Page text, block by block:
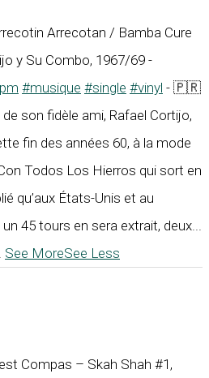
Arrecotan / Bamba Cure
y Su Combo, 1967/69 -
#musique #single #vinyl - 🇵🇷
son fidèle ami, Rafael Cortijo,
fin des années 60, à la mode
Todos Los Hierros qui sort en
qu’aux États-Unis et au
45 tours en sera extrait, deux...
See MoreSee Less
Compas – Skah Shah #1,